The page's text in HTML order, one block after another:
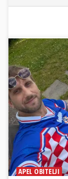
APEL OBITELJI